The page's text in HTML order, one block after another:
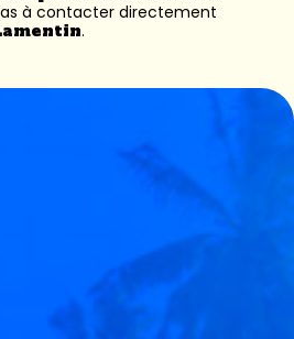
à contacter directement
.